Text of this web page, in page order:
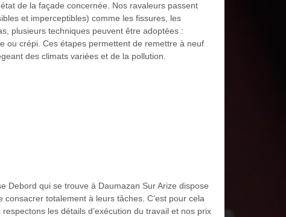
de la façade concernée. Nos ravaleurs passent
et imperceptibles) comme les fissures, les
plusieurs techniques peuvent être adoptées :
ou crépi. Ces étapes permettent de remettre à neuf
des climats variées et de la pollution.
Debord qui se trouve à Daumazan Sur Arize dispose
totalement à leurs tâches. C’est pour cela
les détails d’exécution du travail et nos prix